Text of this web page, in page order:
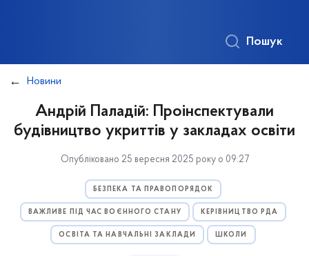
Пошук
Новини
Андрій Паладій: Проінспектували
будівництво укриттів у закладах освіти
Опубліковано 25 вересня 2025 року о 09:27
БЕЗПЕКА ТА ПРАВОПОРЯДОК
ВАЖЛИВЕ ПІД ЧАС ВОЄННОГО СТАНУ КЕРІВНИЦТВО РДА
ОСВІТА ТА НАВЧАЛЬНІ ЗАКЛАДИ ШКОЛИ